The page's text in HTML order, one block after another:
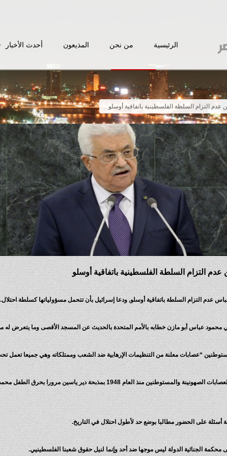
الرئيسية من نحن المذيعون أحدث الأخبار
عدم التزام السلطة الفلسطينية باتفاقية أوسلو
عدم التزام السلطة الفلسطينية باتفاقية أوسلو
عدم التزام السلطة باتفاقية أوسلو, ودعا إسرائيل بأن تتحمل مسؤولياتها كسلطة احتلال.
محمود عباس أبو مازن خطابه بالأمم المتحدة بالحديث عن المسجد الأقصى وما يتعرض له
“عصابات معلنة من التنظيمات الإرهابية ضد الشعب وممتلكاته وهي جميعا
وسرد الرئيس جرائم العصابات الصهونينة والمستوطنين منذ العام 1948
على الحضور مطالبا بوضع حد لأطول احتلال في التاريخ.
محكمة الجنائية الدولة ليس موجها ضد أحد وإنما لنيل حقوق شعبنا الفلسطينيي.